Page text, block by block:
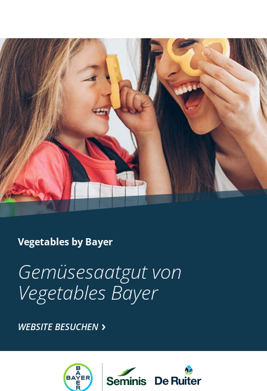
Vegetables by Bayer
Gemüsesaatgut von
Vegetables Bayer
WEBSITE BESUCHEN